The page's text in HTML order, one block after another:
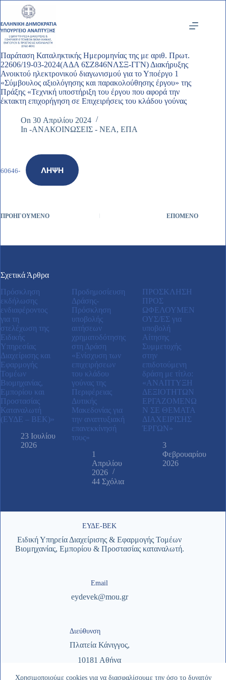
Μετάβαση
περιεχόμενο
Χρησιμοποιούμε cookies για να διασφαλίσουμε την όσο το δυνατόν
Παράταση Καταληκτικής Ημερομηνίας της με αριθ. Πρωτ.
22606/19-03-2024(ΑΔΑ 6ΣΖ846ΝΛΣΞ-ΓΓΝ) Διακήρυξης
Ανοικτού ηλεκτρονικού διαγωνισμού για το Υποέργο 1
«Σύμβουλος αξιολόγησης και παρακολούθησης έργου» της
Πράξης «Τεχνική υποστήριξη του έργου που αφορά την
έκτακτη επιχορήγηση σε Επιχειρήσεις του κλάδου γούνας
On 30 Απριλίου 2024
In -ΑΝΑΚΟΙΝΩΣΕΙΣ - ΝΕΑ,ΕΠΑ
60646- ΛΉΨΗ
ΠΡΟΗΓΟΎΜΕΝΟ ΕΠΌΜΕΝΟ
Σχετικά Άρθρα
Πρόσκληση
εκδήλωσης
ενδιαφέροντος
για τη
στελέχωση της
Ειδικής
Υπηρεσίας
Διαχείρισης και
Εφαρμογής
Τομέων
Βιομηχανίας,
Εμπορίου και
Προστασίας
Καταναλωτή
(ΕΥΔΕ – ΒΕΚ)»
23 Ιουλίου
2026
Προδημοσίευση
Δράσης-
Πρόσκληση
υποβολής
αιτήσεων
χρηματοδότησης
στη Δράση
«Ενίσχυση των
επιχειρήσεων
του κλάδου
γούνας της
Περιφέρειας
Δυτικής
Μακεδονίας για
την αναπτυξιακή
επανεκκίνησή
τους»
1
Απριλίου
2026
44 Σχόλια
ΠΡΟΣΚΛΗΣΗ
ΠΡΟΣ
ΩΦΕΛΟΥΜΕΝ
ΟΥΣ/ΕΣ για
υποβολή
Αίτησης
Συμμετοχής
στην
επιδοτούμενη
δράση με τίτλο:
«ΑΝAΠΤΥΞΗ
ΔΕΞΙΟΤHΤΩΝ
ΕΡΓΑΖΟΜEΝΩ
Ν ΣΕ ΘEΜΑΤΑ
ΔΙΑΧΕIΡΙΣΗΣ
ΈΡΓΩΝ»
3
Φεβρουαρίου
2026
ΕΥΔΕ-ΒΕΚ
Ειδική Υπηρεία Διαχείρισης & Εφαρμογής Τομέων
Βιομηχανίας, Εμπορίου & Προστασίας καταναλωτή.
Email
eydevek@mou.gr
Διεύθυνση
Πλατεία Κάνιγγος,
10181 Αθήνα